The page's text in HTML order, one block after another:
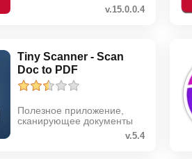
v.15.0.0.4
Tiny Scanner - Scan
Doc to PDF
Полезное приложение,
сканирующее документы
v.5.4